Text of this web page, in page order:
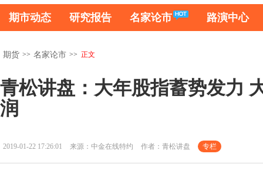
期市动态 研究报告 名家论市 路演中心
期货 >> 名家论市 >> 正文
青松讲盘：大年股指蓄势发力
润
2019-01-22 17:26:01 来源：中金在线特约 作者：青松讲盘 专栏